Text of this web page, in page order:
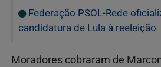
Federação PSOL-Rede
candidatura de Lula à reeleição
Moradores cobraram de